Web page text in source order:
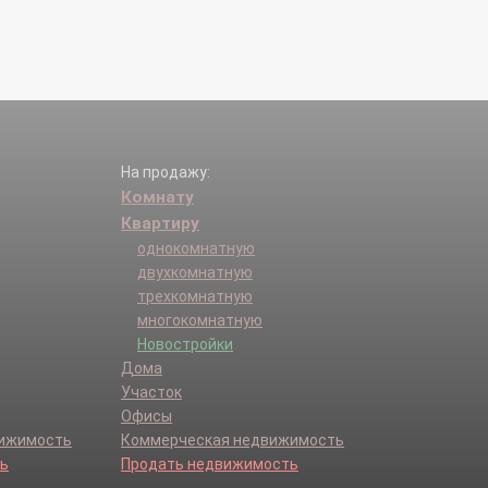
На продажу:
Комнату
Квартиру
однокомнатную
двухкомнатную
трехкомнатную
многокомнатную
Новостройки
Дома
Участок
Офисы
Коммерческая недвижимость
Продать недвижимость